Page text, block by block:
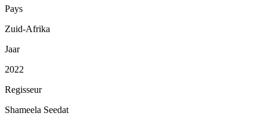
Pays
Zuid-Afrika
Jaar
2022
Regisseur
Shameela Seedat